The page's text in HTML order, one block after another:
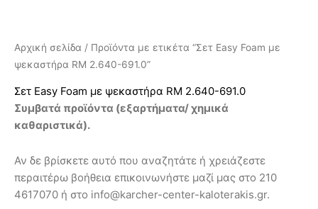
PROFESSIONAL
ΑΞΕΣΟΥΑΡ
ΚΑΘΑΡΙΣΤΙΚΑ
ΥΠΗΡΕΣΙΕΣ-ΝΕΑ-ΛΥΣΕΙΣ
Αρχική σελίδα / Προϊόντα με ετικέτα “Σετ Easy Foam με
ψεκαστήρα RM 2.640-691.0”
Σετ Easy Foam με ψεκαστήρα RM 2.640-691.0
Συμβατά προϊόντα (εξαρτήματα/ χημικά
καθαριστικά).
Αν δε βρίσκετε αυτό που αναζητάτε ή χρειάζεστε
περαιτέρω βοήθεια επικοινωνήστε μαζί μας στο 210
4617070 ή στο info@karcher-center-kaloterakis.gr.